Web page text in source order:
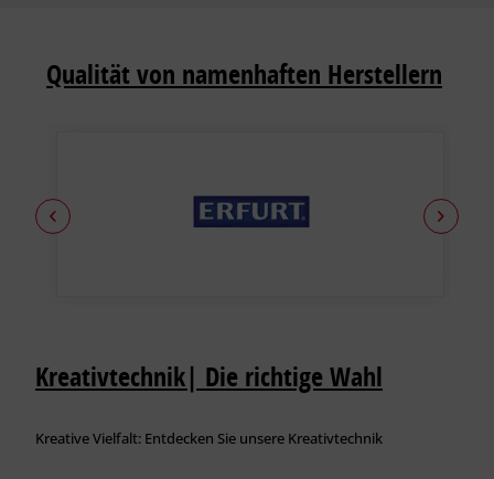
Qualität von namenhaften Herstellern
Kreativtechnik| Die richtige Wahl
Kreative Vielfalt: Entdecken Sie unsere Kreativtechnik